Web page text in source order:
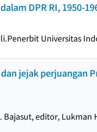
DPR RI, 1950-
Penerbit Universitas
jejak perjuangan
Bajasut, editor, Lukman